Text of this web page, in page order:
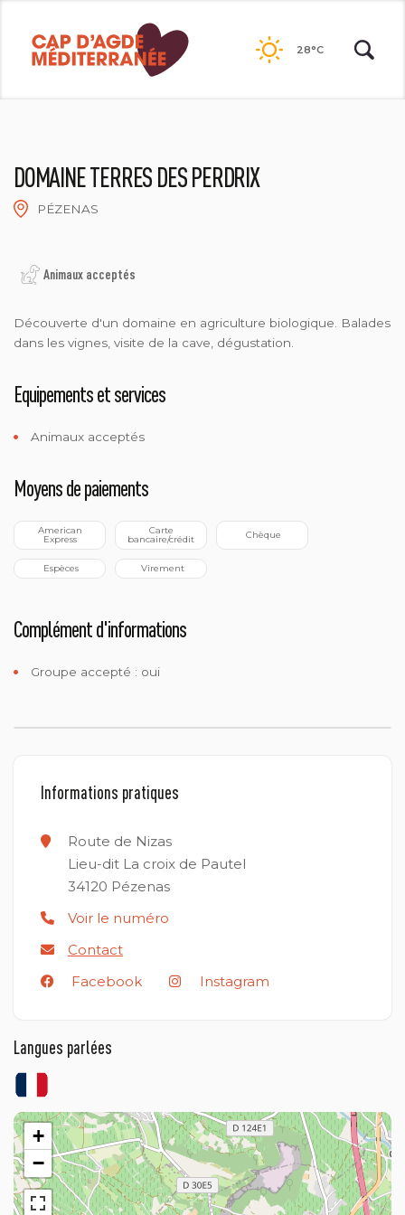
contenu
28°C
DOMAINE TERRES DES PERDRIX
PÉZENAS
Animaux acceptés
Découverte d'un domaine en agriculture biologique. Balades
dans les vignes, visite de la cave, dégustation.
Equipements et services
Animaux acceptés
Moyens de paiements
Express bancaire/crédit Chèque
Espèces Virement
Complément d'informations
Groupe accepté : oui
Informations pratiques
Route de Nizas
Lieu-dit La croix de Pautel
34120 Pézenas
Voir le numéro
Contact
Facebook
Instagram
Langues parlées
+
−